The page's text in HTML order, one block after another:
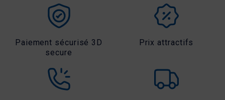
Paiement sécurisé 3D
secure
Prix attractifs